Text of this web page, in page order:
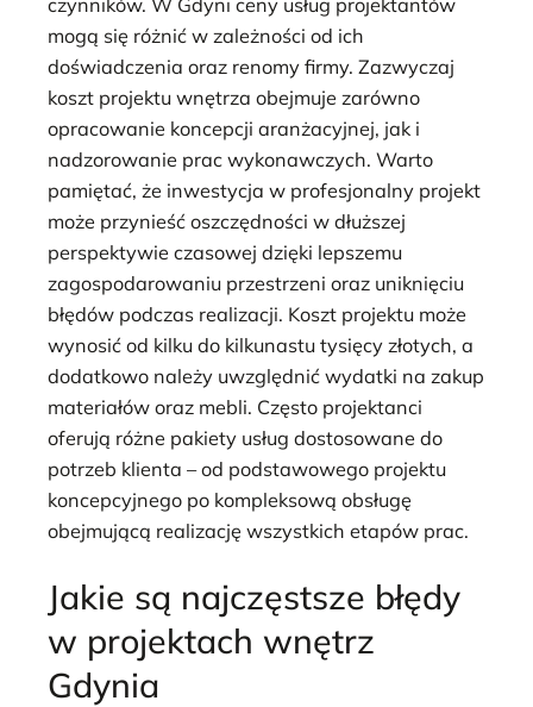
czynników. W Gdyni ceny usług projektantów
mogą się różnić w zależności od ich
doświadczenia oraz renomy firmy. Zazwyczaj
koszt projektu wnętrza obejmuje zarówno
opracowanie koncepcji aranżacyjnej, jak i
nadzorowanie prac wykonawczych. Warto
pamiętać, że inwestycja w profesjonalny projekt
może przynieść oszczędności w dłuższej
perspektywie czasowej dzięki lepszemu
zagospodarowaniu przestrzeni oraz uniknięciu
błędów podczas realizacji. Koszt projektu może
wynosić od kilku do kilkunastu tysięcy złotych, a
dodatkowo należy uwzględnić wydatki na zakup
materiałów oraz mebli. Często projektanci
oferują różne pakiety usług dostosowane do
potrzeb klienta – od podstawowego projektu
koncepcyjnego po kompleksową obsługę
obejmującą realizację wszystkich etapów prac.
Jakie są najczęstsze błędy
w projektach wnętrz
Gdynia